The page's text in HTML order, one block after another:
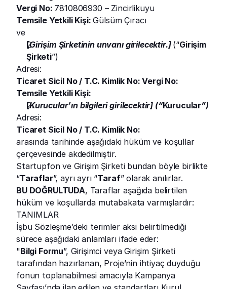
Vergi No: 7810806930 – Zincirlikuyu
Temsile Yetkili Kişi: Gülsüm Çıracı
ve
[Girişim Şirketinin unvanı girilecektir.] (“Girişim
Şirketi”)
Adresi:
Ticaret Sicil No / T.C. Kimlik No: Vergi No:
Temsile Yetkili Kişi:
[Kurucular’ın bilgileri girilecektir] (“Kurucular”)
Adresi:
Ticaret Sicil No / T.C. Kimlik No:
arasında tarihinde aşağıdaki hüküm ve koşullar
çerçevesinde akdedilmiştir.
Startupfon ve Girişim Şirketi bundan böyle birlikte
“Taraflar”, ayrı ayrı “Taraf” olarak anılırlar.
BU DOĞRULTUDA, Taraflar aşağıda belirtilen
hüküm ve koşullarda mutabakata varmışlardır:
TANIMLAR
İşbu Sözleşme’deki terimler aksi belirtilmediği
sürece aşağıdaki anlamları ifade eder:
"Bilgi Formu”, Girişimci veya Girişim Şirketi
tarafından hazırlanan, Proje’nin ihtiyaç duyduğu
fonun toplanabilmesi amacıyla Kampanya